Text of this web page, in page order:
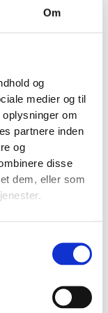
Om
og
medier og til
om
partnere inden
og
disse
dem, eller som
Largest
og Interaction
da
oplever